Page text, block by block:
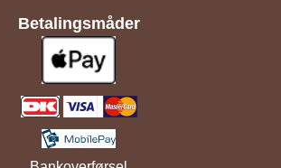
Betalingsmåder